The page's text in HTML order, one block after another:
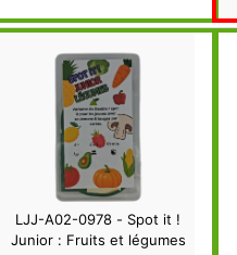
LJJ-A02-0978 - Spot it !
Junior : Fruits et légumes